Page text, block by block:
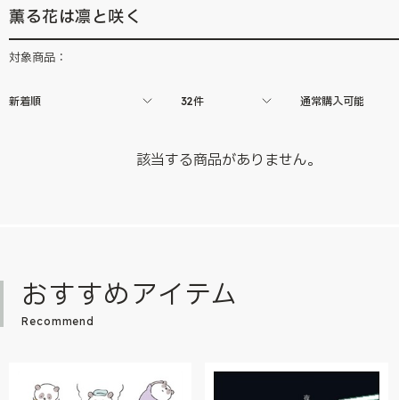
薫る花は凛と咲く
対象商品：
新着順 32件 通常購入可能
該当する商品がありません。
おすすめアイテム
Recommend